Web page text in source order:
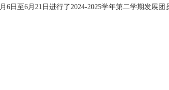
月 6 日至6月 21 日进行了2024-2025学年第二学期发展团